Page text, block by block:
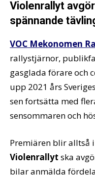
Violenrallyt
spännande
VOC Mekonomen
rallystjärnor,
gasglada förare och
upp 2021 års
sen fortsätta med
sensommaren och
Premiären blir alltså
Violenrallyt ska
bilar anmälda